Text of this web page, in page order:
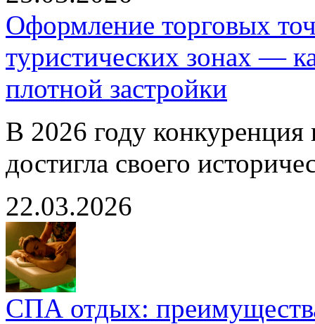
Оформление торговых
туристических зонах —
плотной застройки
В 2026 году конкуренция
достигла своего
22.03.2026
СПА отдых: